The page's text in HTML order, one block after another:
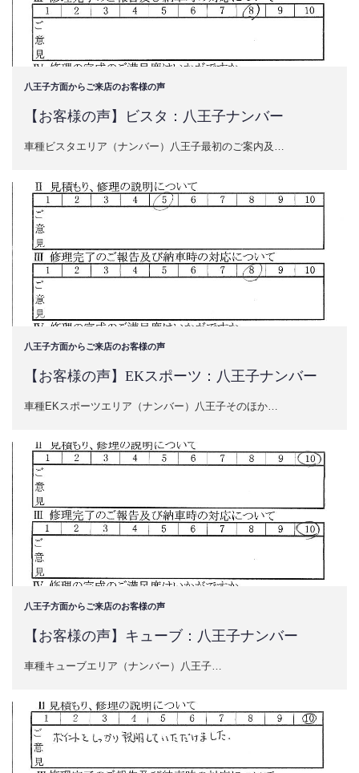
八王子方面からご来店のお客様の声
【お客様の声】ビスタ：八王子ナンバー
車種ビスタエリア（ナンバー）八王子最初のご案内及…
八王子方面からご来店のお客様の声
【お客様の声】EKスポーツ：八王子ナンバー
車種EKスポーツエリア（ナンバー）八王子そのほか…
八王子方面からご来店のお客様の声
【お客様の声】キューブ：八王子ナンバー
車種キューブエリア（ナンバー）八王子…